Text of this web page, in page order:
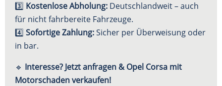
3️⃣ Kostenlose Abholung: Deutschlandweit – auch
für nicht fahrbereite Fahrzeuge.
4️⃣ Sofortige Zahlung:Sicher per Überweisung oder
in bar.
🔹 Interesse? Jetzt anfragen & Opel Corsa mit
Motorschaden verkaufen!